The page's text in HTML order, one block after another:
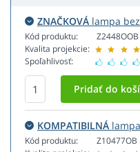
ZNAČKOVÁ lampa
Kód produktu:
Kvalita projekcie:
Spoľahlivosť:
Z2448OOB
KOMPATIBILNÁ
Kód produktu:
Z10477OB